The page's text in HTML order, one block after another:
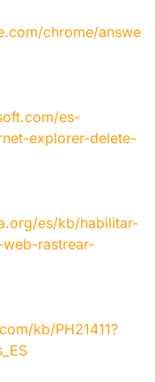
chrome/answer/
es-
explorer-delete-
es/kb/habilitar-
rastrear-
kb/PH21411?